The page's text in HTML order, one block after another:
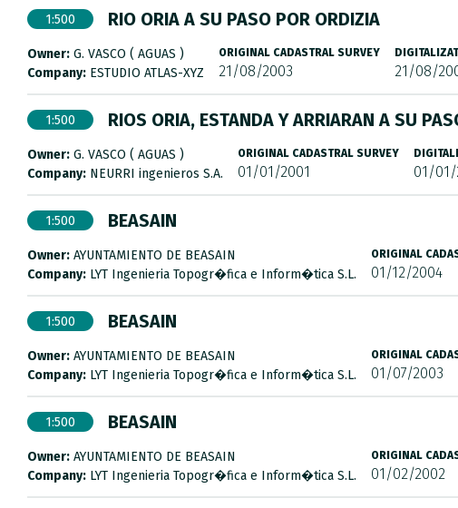
1:500 RIO ORIA A SU PASO POR ORDIZIA
Owner: G. VASCO ( AGUAS )
Company: ESTUDIO ATLAS-XYZ
ORIGINAL CADASTRAL SURVEY
21/08/2003 21/08/
1:500 RIOS ORIA, ESTANDA Y ARRIARAN A SU
Owner: G. VASCO ( AGUAS )
Company: NEURRI ingenieros S.A.
ORIGINAL CADASTRAL SURVEY
01/01/2001 01/01/
1:500 BEASAIN
Owner: AYUNTAMIENTO DE BEASAIN
Company: LYT Ingenieria Topogr�fica e Inform�tica S.L.
ORIGINAL
01/12/2004
1:500 BEASAIN
Owner: AYUNTAMIENTO DE BEASAIN
Company: LYT Ingenieria Topogr�fica e Inform�tica S.L.
ORIGINAL
01/07/2003
1:500 BEASAIN
Owner: AYUNTAMIENTO DE BEASAIN
Company: LYT Ingenieria Topogr�fica e Inform�tica S.L.
ORIGINAL
01/02/2002